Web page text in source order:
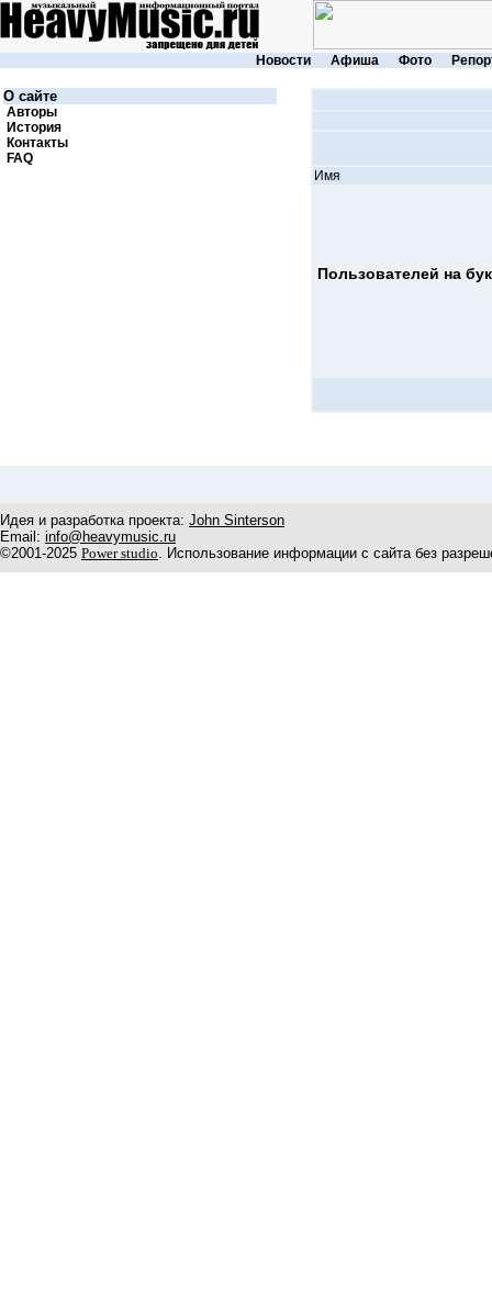
Новости Афиша Фото
О сайте
Авторы
История
Контакты
FAQ
Имя
Пользователей на
Идея и разработка проекта: John Sinterson
Email: info@heavymusic.ru
©2001-2025 Power studio. Использование информации с сайта без